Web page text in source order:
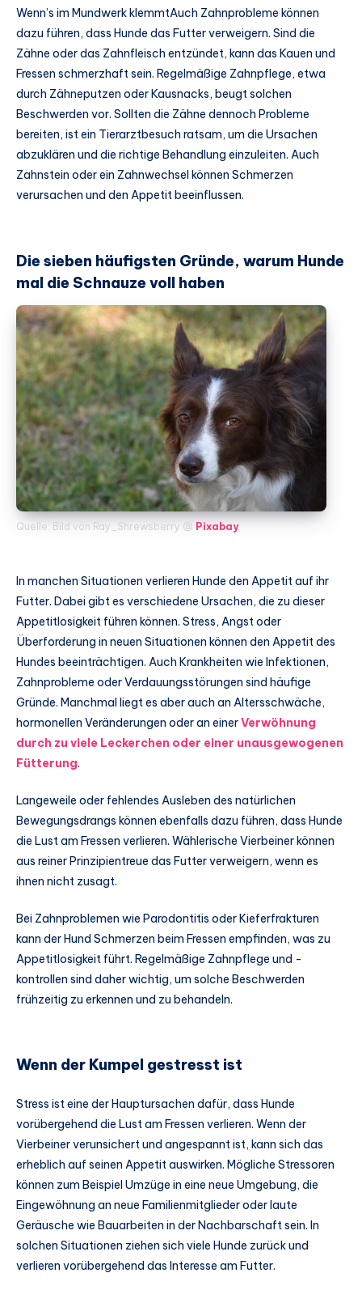
Wenn’s im Mundwerk klemmtAuch Zahnprobleme können
dazu führen, dass Hunde das Futter verweigern. Sind die
Zähne oder das Zahnfleisch entzündet, kann das Kauen und
Fressen schmerzhaft sein. Regelmäßige Zahnpflege, etwa
durch Zähneputzen oder Kausnacks, beugt solchen
Beschwerden vor. Sollten die Zähne dennoch Probleme
bereiten, ist ein Tierarztbesuch ratsam, um die Ursachen
abzuklären und die richtige Behandlung einzuleiten. Auch
Zahnstein oder ein Zahnwechsel können Schmerzen
verursachen und den Appetit beeinflussen.
Die sieben häufigsten Gründe, warum Hunde
mal die Schnauze voll haben
Quelle: Bild von Ray_Shrewsberry @ Pixabay
In manchen Situationen verlieren Hunde den Appetit auf ihr
Futter. Dabei gibt es verschiedene Ursachen, die zu dieser
Appetitlosigkeit führen können. Stress, Angst oder
Überforderung in neuen Situationen können den Appetit des
Hundes beeinträchtigen. Auch Krankheiten wie Infektionen,
Zahnprobleme oder Verdauungsstörungen sind häufige
Gründe. Manchmal liegt es aber auch an Altersschwäche,
hormonellen Veränderungen oder an einerVerwöhnung
durch zu viele Leckerchen oder einer unausgewogenen
Fütterung.
Langeweile oder fehlendes Ausleben des natürlichen
Bewegungsdrangs können ebenfalls dazu führen, dass Hunde
die Lust am Fressen verlieren. Wählerische Vierbeiner können
aus reiner Prinzipientreue das Futter verweigern, wenn es
ihnen nicht zusagt.
Bei Zahnproblemen wie Parodontitis oder Kieferfrakturen
kann der Hund Schmerzen beim Fressen empfinden, was zu
Appetitlosigkeit führt. Regelmäßige Zahnpflege und -
kontrollen sind daher wichtig, um solche Beschwerden
frühzeitig zu erkennen und zu behandeln.
Wenn der Kumpel gestresst ist
Stress ist eine der Hauptursachen dafür, dass Hunde
vorübergehend die Lust am Fressen verlieren. Wenn der
Vierbeiner verunsichert und angespannt ist, kann sich das
erheblich auf seinen Appetit auswirken. Mögliche Stressoren
können zum Beispiel Umzüge in eine neue Umgebung, die
Eingewöhnung an neue Familienmitglieder oder laute
Geräusche wie Bauarbeiten in der Nachbarschaft sein. In
solchen Situationen ziehen sich viele Hunde zurück und
verlieren vorübergehend das Interesse am Futter.